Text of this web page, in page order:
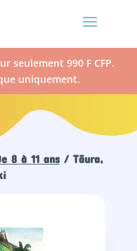
seulement 990 F CFP.
uniquement.
8 à 11 ans/ Tāura,